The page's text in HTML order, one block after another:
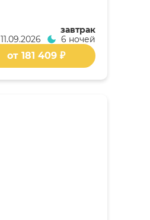
завтрак
11.09.2026 6 ночей
от 181 409 ₽